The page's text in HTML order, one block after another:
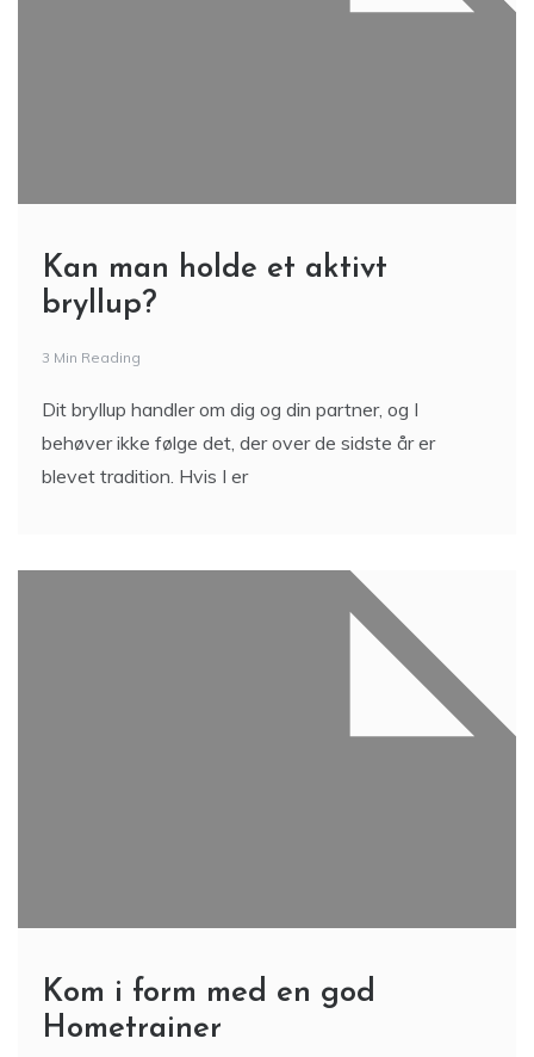
Kan man holde et aktivt
bryllup?
3 Min Reading
Dit bryllup handler om dig og din partner, og I
behøver ikke følge det, der over de sidste år er
blevet tradition. Hvis I er
Kom i form med en god
Hometrainer